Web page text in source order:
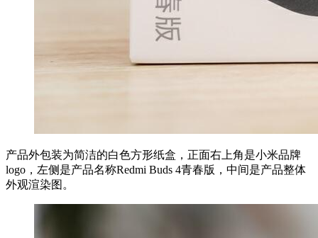
产品外包装为简洁的白色方形纸盒，正面右上角是小米品牌
logo，左侧是产品名称Redmi Buds 4青春版，中间是产品整体
外观渲染图。